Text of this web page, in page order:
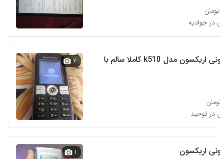
گوشی سونی اریکسون مدل k510 کاملا سالم با
۷
اریکسون ۱